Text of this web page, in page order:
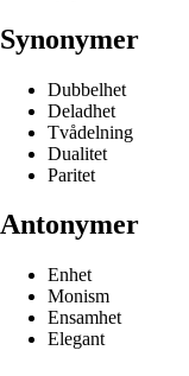
Synonymer
Dubbelhet
Deladhet
Tvådelning
Dualitet
Paritet
Antonymer
Enhet
Monism
Ensamhet
Elegant